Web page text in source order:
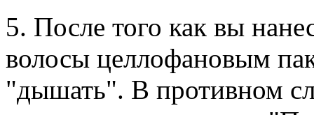
5. После того как вы
волосы целлофановым
"дышать". В противном